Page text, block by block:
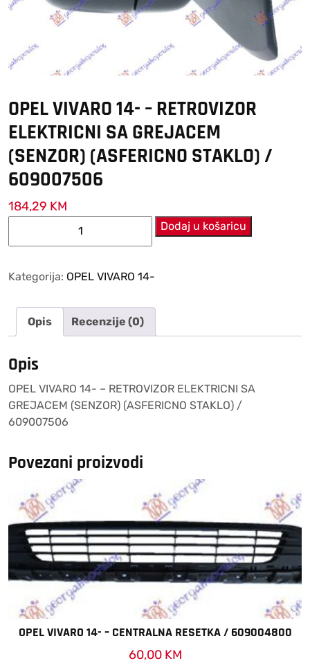
OPEL VIVARO 14- – RETROVIZOR
ELEKTRICNI SA GREJACEM
(SENZOR) (ASFERICNO STAKLO) /
609007506
184,29 KM
–
ELEKTRICNI
GREJACEM
(SENZOR)
(ASFERICNO
STAKLO)
/
609007506
Dodaj u košaricu
Kategorija: OPEL VIVARO 14-
Opis Recenzije (0)
Opis
OPEL VIVARO 14- – RETROVIZOR ELEKTRICNI SA
GREJACEM (SENZOR) (ASFERICNO STAKLO) /
609007506
Povezani proizvodi
OPEL VIVARO 14- – CENTRALNA RESETKA / 609004800
60,00 KM